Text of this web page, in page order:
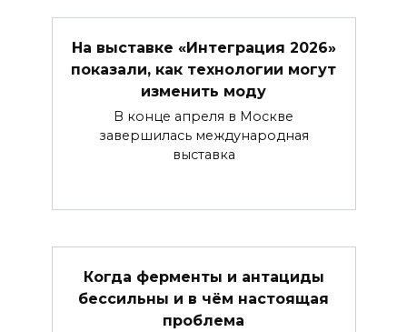
На выставке «Интеграция 2026»
показали, как технологии могут
изменить моду
В конце апреля в Москве
завершилась международная
выставка
Когда ферменты и антациды
бессильны и в чём настоящая
проблема